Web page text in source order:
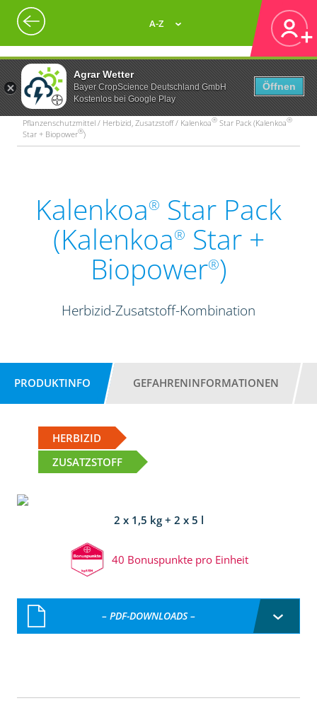
Agrar Wetter
Bayer CropScience Deutschland GmbH
Kostenlos bei Google Play
Öffnen
A-Z
Pflanzenschutzmittel / Herbizid, Zusatzstoff / Kalenkoa® Star Pack (Kalenkoa®
Star + Biopower®)
Kalenkoa® Star Pack
(Kalenkoa® Star +
Biopower®)
Herbizid-Zusatstoff-Kombination
PRODUKTINFO GEFAHRENINFORMATIONEN
HERBIZID
ZUSATZSTOFF
2 x 1,5 kg + 2 x 5 l
40 Bonuspunkte pro Einheit
– PDF-DOWNLOADS –